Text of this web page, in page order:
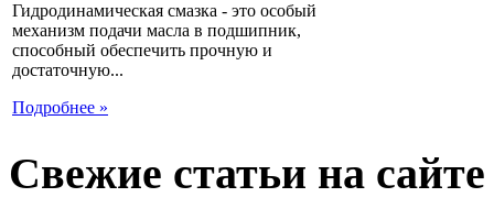
Гидродинамическая смазка - это особый
механизм подачи масла в подшипник,
способный обеспечить прочную и
достаточную...
Подробнее »
Свежие статьи на сайте